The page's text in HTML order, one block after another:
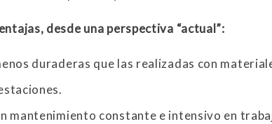
desde una perspectiva “actual”:
duraderas que las realizadas con
mantenimiento constante e intensivo en